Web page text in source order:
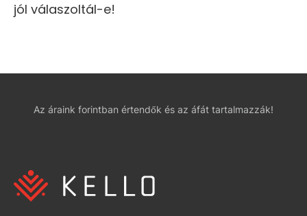
jól válaszoltál-e!
Az áraink forintban értendők és az áfát tartalmazzák!